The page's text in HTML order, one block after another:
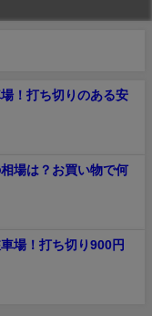
！打ち切りのある安
場は？お買い物で何
場！打ち切り900円